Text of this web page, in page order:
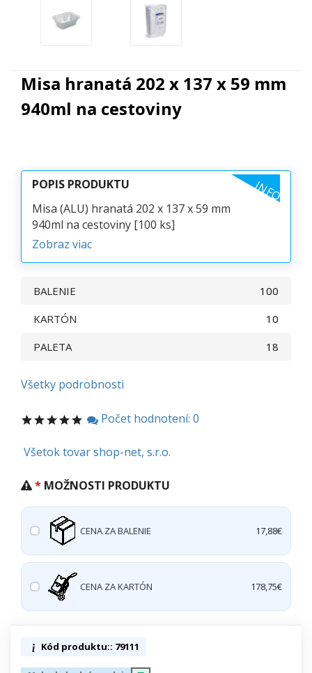
Misa hranatá 202 x 137 x 59 mm
940ml na cestoviny
POPIS PRODUKTU INFO
Misa (ALU) hranatá 202 x 137 x 59 mm
940ml na cestoviny [100 ks]
Zobraz viac
BALENIE
100
KARTÓN
10
PALETA
18
Všetky podrobnosti
Počet hodnotení: 0
Všetok tovar shop-net, s.r.o.
MOŽNOSTI PRODUKTU
CENA ZA BALENIE 17,88€
CENA ZA KARTÓN 178,75€
Kód produktu:: 79111